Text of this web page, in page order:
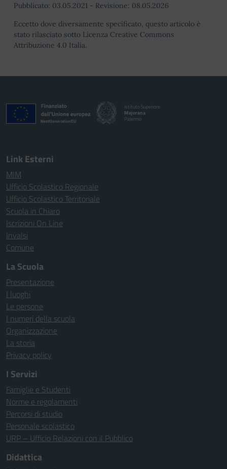
Pubblicato: 03.05.2021 - Revisione: 08.05.2026
Eccetto dove diversamente specificato, questo articolo è
stato rilasciato sotto Licenza Creative Commons
Attribuzione 4.0 Italia.
Istituto Superiore
Majorana
Palermo
Link Esterni
MIM
Ufficio Scolastico Regionale
Ufficio Scolastico Territoriale
Scuola in Chiaro
Iscrizioni On Line
Invalsi
Comune
La Scuola
Presentazione
I luoghi
Le persone
I numeri della scuola
Organizzazione
La storia
Privacy policy
I Servizi
Famiglie e Studenti
Norme e regolamenti
Percorsi di studio
Personale scolastico
URP – Ufficio Relazioni con il Pubblico
Didattica